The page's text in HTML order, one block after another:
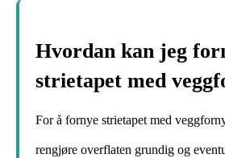
Hvordan kan jeg
strietapet med
For å fornye strietapet med
rengjøre overflaten grundig og